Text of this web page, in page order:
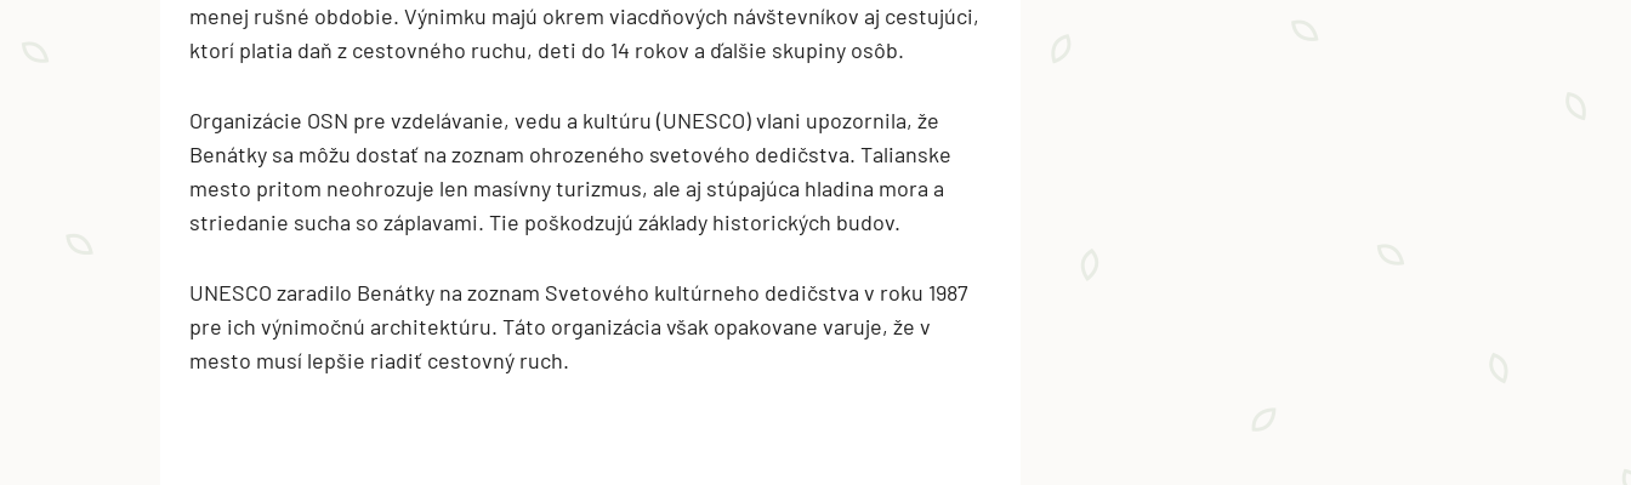
menej rušné obdobie. Výnimku majú okrem viacdňových návštevníkov aj cestujúci,
ktorí platia daň z cestovného ruchu, deti do 14 rokov a ďalšie skupiny osôb.
Organizácie OSN pre vzdelávanie, vedu a kultúru (UNESCO) vlani upozornila, že
Benátky sa môžu dostať na zoznam ohrozeného svetového dedičstva. Talianske
mesto pritom neohrozuje len masívny turizmus, ale aj stúpajúca hladina mora a
striedanie sucha so záplavami. Tie poškodzujú základy historických budov.
UNESCO zaradilo Benátky na zoznam Svetového kultúrneho dedičstva v roku 1987
pre ich výnimočnú architektúru. Táto organizácia však opakovane varuje, že v
mesto musí lepšie riadiť cestovný ruch.